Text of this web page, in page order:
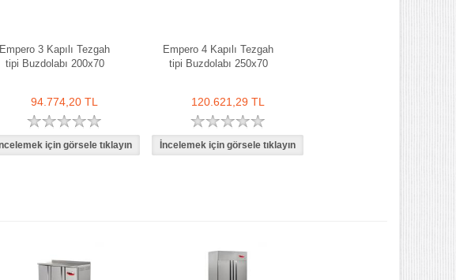
Empero 3 Kapılı Tezgah
tipi Buzdolabı 200x70
94.774,20 TL
Empero 4 Kapılı Tezgah
tipi Buzdolabı 250x70
120.621,29 TL